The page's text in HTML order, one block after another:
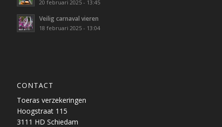
20 februari 2025 - 13:45
Veilig carnaval vieren
18 februari 2025 - 13:04
CONTACT
Toeras verzekeringen
Hoogstraat 115
3111 HD Schiedam